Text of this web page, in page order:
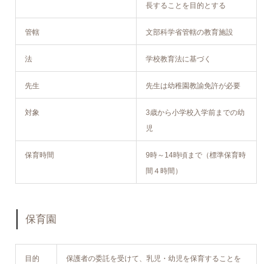
長することを目的とする
管轄 文部科学省管轄の教育施設
法 学校教育法に基づく
先生 先生は幼稚園教諭免許が必要
対象
3歳から小学校入学前までの幼
児
保育時間
9時～14時頃まで（標準保育時
間４時間）
保育園
目的
保護者の委託を受けて、乳児・幼児を保育することを